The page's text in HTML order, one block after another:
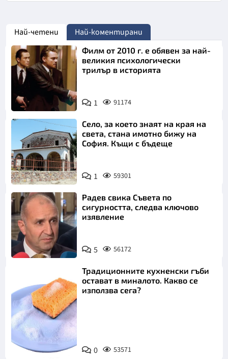
Най-четени Най-коментирани
Филм от 2010 г. е обявен за най-
великия психологически
трилър в историята
1 91174
Село, за което знаят на края на
света, стана имотно бижу на
София. Къщи с бъдеще
1 59301
Радев свика Съвета по
сигурността, следва ключово
изявление
5 56172
Снимка:
Пиксабей
Традиционните кухненски гъби
остават в миналото. Какво се
използва сега?
0 53571